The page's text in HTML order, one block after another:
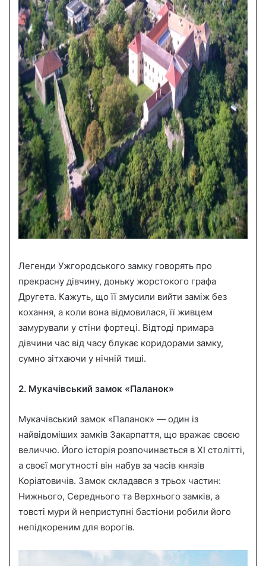
Легенди Ужгородського замку говорять про
прекрасну дівчину, доньку жорстокого графа
Другета. Кажуть, що її змусили вийти заміж без
кохання, а коли вона відмовилася, її живцем
замурували у стіни фортеці. Відтоді примара
дівчини час від часу блукає коридорами замку,
сумно зітхаючи у нічній тиші.
2. Мукачівський замок «Паланок»
Мукачівський замок «Паланок» — один із
найвідоміших замків Закарпаття, що вражає своєю
величчю. Його історія розпочинається в XI столітті,
а своєї могутності він набув за часів князів
Коріатовичів. Замок складався з трьох частин:
Нижнього, Середнього та Верхнього замків, а
товсті мури й неприступні бастіони робили його
непідкореним для ворогів.